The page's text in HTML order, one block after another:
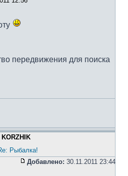
передвижения для поиска
KORZHIK
Рыбалка!
Добавлено: 30.11.2011 23:44